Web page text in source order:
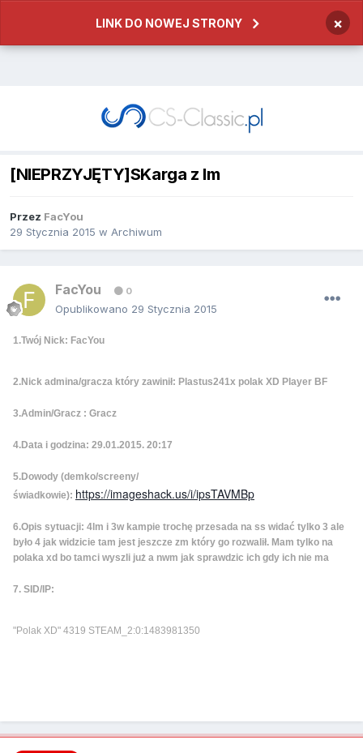
LINK DO NOWEJ STRONY ×
[NIEPRZYJĘTY]SKarga z lm
Przez FacYou
29 Stycznia 2015 w Archiwum
FacYou 0
Opublikowano 29 Stycznia 2015
1.Twój Nick: FacYou
2.Nick admina/gracza który zawinił: Plastus241x polak XD Player BF
3.Admin/Gracz : Gracz
4.Data i godzina: 29.01.2015. 20:17
5.Dowody (demko/screeny/
świadkowie): https://imageshack.us/i/ipsTAVMBp
6.Opis sytuacji: 4lm i 3w kampie trochę przesada na ss widać tylko 3 ale
było 4 jak widzicie tam jest jeszcze zm który go rozwalił. Mam tylko na
polaka xd bo tamci wyszli już a nwm jak sprawdzic ich gdy ich nie ma
7. SID/IP:
"Polak XD" 4319 STEAM_2:0:1483981350